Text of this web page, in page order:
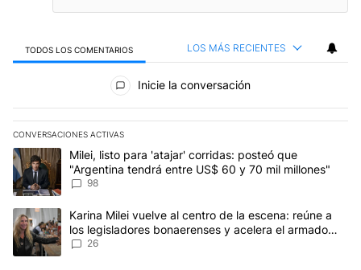
TODOS LOS COMENTARIOS LOS MÁS RECIENTES
Todos los comentarios
Inicie la conversación
CONVERSACIONES ACTIVAS
Este listado muestra los artículos con más comentarios en los
Un artículo de tendencia con el título "Milei, listo para 'atajar'
Milei, listo para 'atajar' corridas: posteó que
"Argentina tendrá entre US$ 60 y 70 mil millones"
98
Un artículo de tendencia con el título "Karina Milei vuelve al
Karina Milei vuelve al centro de la escena: reúne a
los legisladores bonaerenses y acelera el armado
para 2027
26